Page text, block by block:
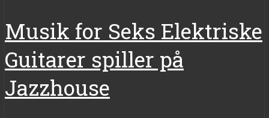
Musik for Seks Elektriske
Guitarer spiller på
Jazzhouse